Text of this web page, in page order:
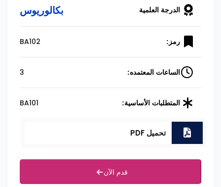
الدرجة العلمية بكالوريوس
رمز: BA102
الساعات المعتمده: 3
المتطلبات الأساسية: BA101
تحميل PDF
قدم الآن